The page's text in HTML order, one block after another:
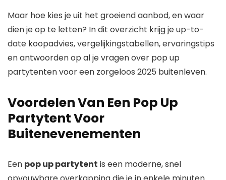
Maar hoe kies je uit het groeiend aanbod, en waar
dien je op te letten? In dit overzicht krijg je up-to-
date koopadvies, vergelijkingstabellen, ervaringstips
en antwoorden op al je vragen over pop up
partytenten voor een zorgeloos 2025 buitenleven.
Voordelen Van Een Pop Up
Partytent Voor
Buitenevenementen
Een pop up partytent is een moderne, snel